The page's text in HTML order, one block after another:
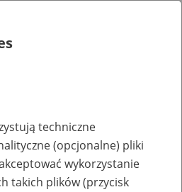
techniczne
(opcjonalne) pliki
wykorzystanie
takich plików (przycisk